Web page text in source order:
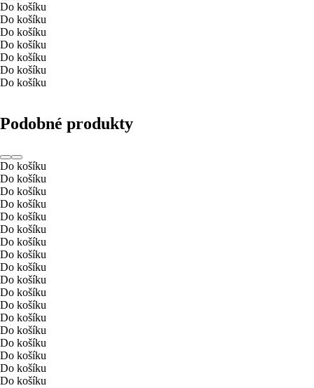
Do košíku
Do košíku
Do košíku
Do košíku
Do košíku
Do košíku
Do košíku
Podobné produkty
Do košíku
Do košíku
Do košíku
Do košíku
Do košíku
Do košíku
Do košíku
Do košíku
Do košíku
Do košíku
Do košíku
Do košíku
Do košíku
Do košíku
Do košíku
Do košíku
Do košíku
Do košíku